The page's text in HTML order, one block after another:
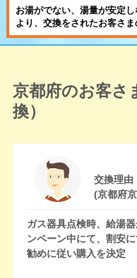
お湯がでない、湯量が安定
より、交換をされたお客さま
京都府のお客さ
換）
交換理由
(京都府
ガス器具点検時、給湯
ンペーン中にて、割安
勧めに従い購入を決定